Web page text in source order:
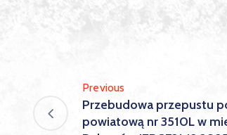
Previous
Przebudowa przepustu
powiatową nr 3510L w